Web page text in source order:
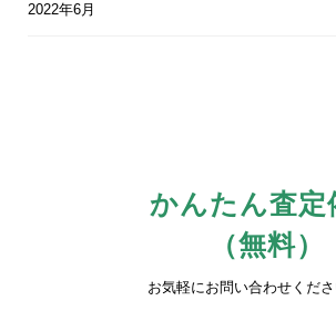
2022年6月
かんたん査定
（無料）
お気軽にお問い合わせくだ